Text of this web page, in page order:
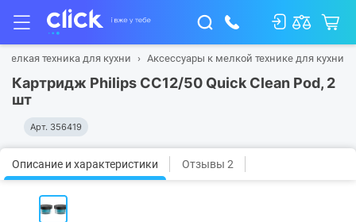
Мелкая техника для кухни Аксессуары к мелкой технике для кухни
Картридж Philips CC12/50 Quick Clean Pod, 2
шт
Арт. 356419
Описание и характеристики Отзывы 2